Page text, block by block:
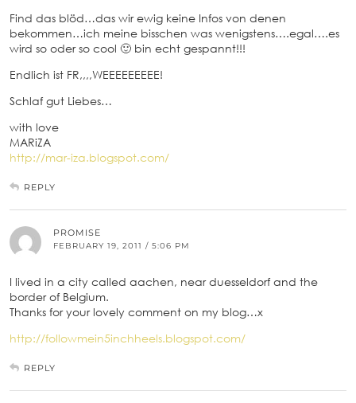
Find das blöd…das wir ewig keine Infos von denen
bekommen…ich meine bisschen was wenigstens….egal….es
wird so oder so cool 🙂 bin echt gespannt!!!
Endlich ist FR,,,,WEEEEEEEEE!
Schlaf gut Liebes…
with love
MARiZA
http://mar-iza.blogspot.com/
REPLY
PROMISE
FEBRUARY 19, 2011 / 5:06 PM
I lived in a city called aachen, near duesseldorf and the
border of Belgium.
Thanks for your lovely comment on my blog…x
http://followmein5inchheels.blogspot.com/
REPLY